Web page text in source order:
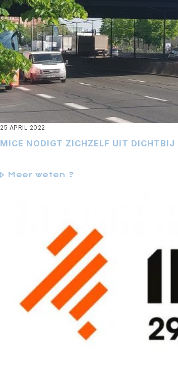
25 APRIL 2022
MICE NODIGT ZICHZELF UIT DICHTBIJ
Meer weten ?